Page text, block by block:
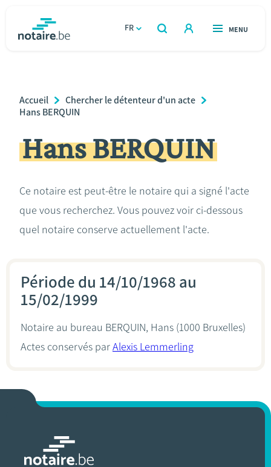
FR
OUVERT
RECHERCHER
OUVERT
MENU
Relations et vivre ensemble
Héritage et donations
Le notaire
Breadcrumb
Accueil
Chercher le détenteur d'un acte
Hans BERQUIN
Hans BERQUIN
Ce notaire est peut-être le notaire qui a signé l'acte
que vous recherchez. Vous pouvez voir ci-dessous
quel notaire conserve actuellement l'acte.
Période du 14/10/1968 au
15/02/1999
Notaire au bureau BERQUIN, Hans (1000 Bruxelles)
Actes conservés parAlexis Lemmerling